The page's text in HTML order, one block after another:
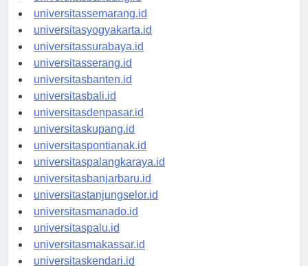
universitasbandung.id
universitassemarang.id
universitasyogyakarta.id
universitassurabaya.id
universitasserang.id
universitasbanten.id
universitasbali.id
universitasdenpasar.id
universitaskupang.id
universitaspontianak.id
universitaspalangkaraya.id
universitasbanjarbaru.id
universitastanjungselor.id
universitasmanado.id
universitaspalu.id
universitasmakassar.id